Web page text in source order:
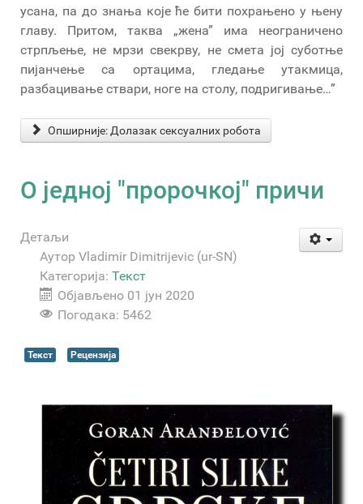
усана, па до знања које ће бити похрањено у њену
главу. Притом, таква „жена” има неограничено
стрпљење, не мрзи свекрву, не смета јој суботње
пијанчење са ортацима, гледање утакмица,
разбацивање ствари, ноге на столу, подригивање…”
Опширније: Долазак сексуалних робота
О једној "пророчкој" причи
Детаљи
Аутор Vladimir Dimitrijevic (ur-SN)
Категорија: Текст
Објављено 01 јун 2020
Погодака: 5462
Текст Рецензија